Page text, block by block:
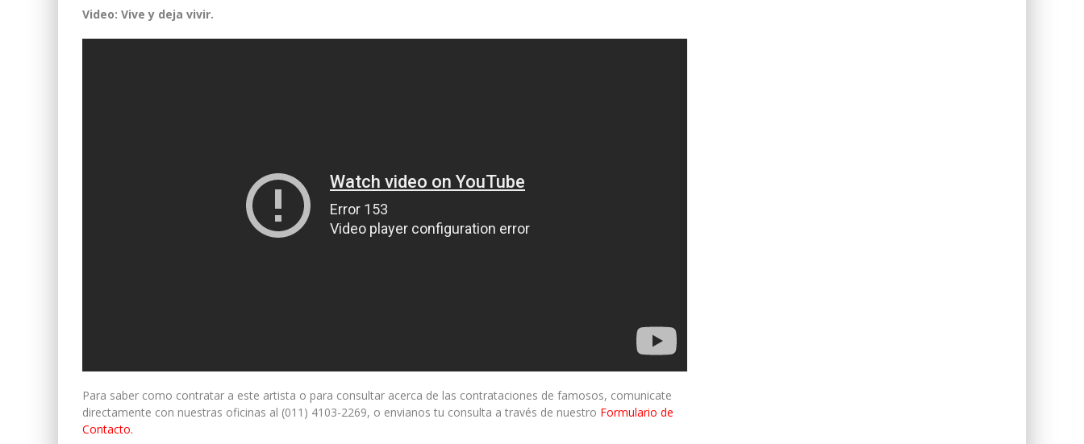
Video: Vive y deja vivir.
Para saber como contratar a este artista o para consultar acerca de las contrataciones de famosos, comunicate
directamente con nuestras oficinas al (011) 4103-2269, o envianos tu consulta a través de nuestro Formulario de
Contacto.